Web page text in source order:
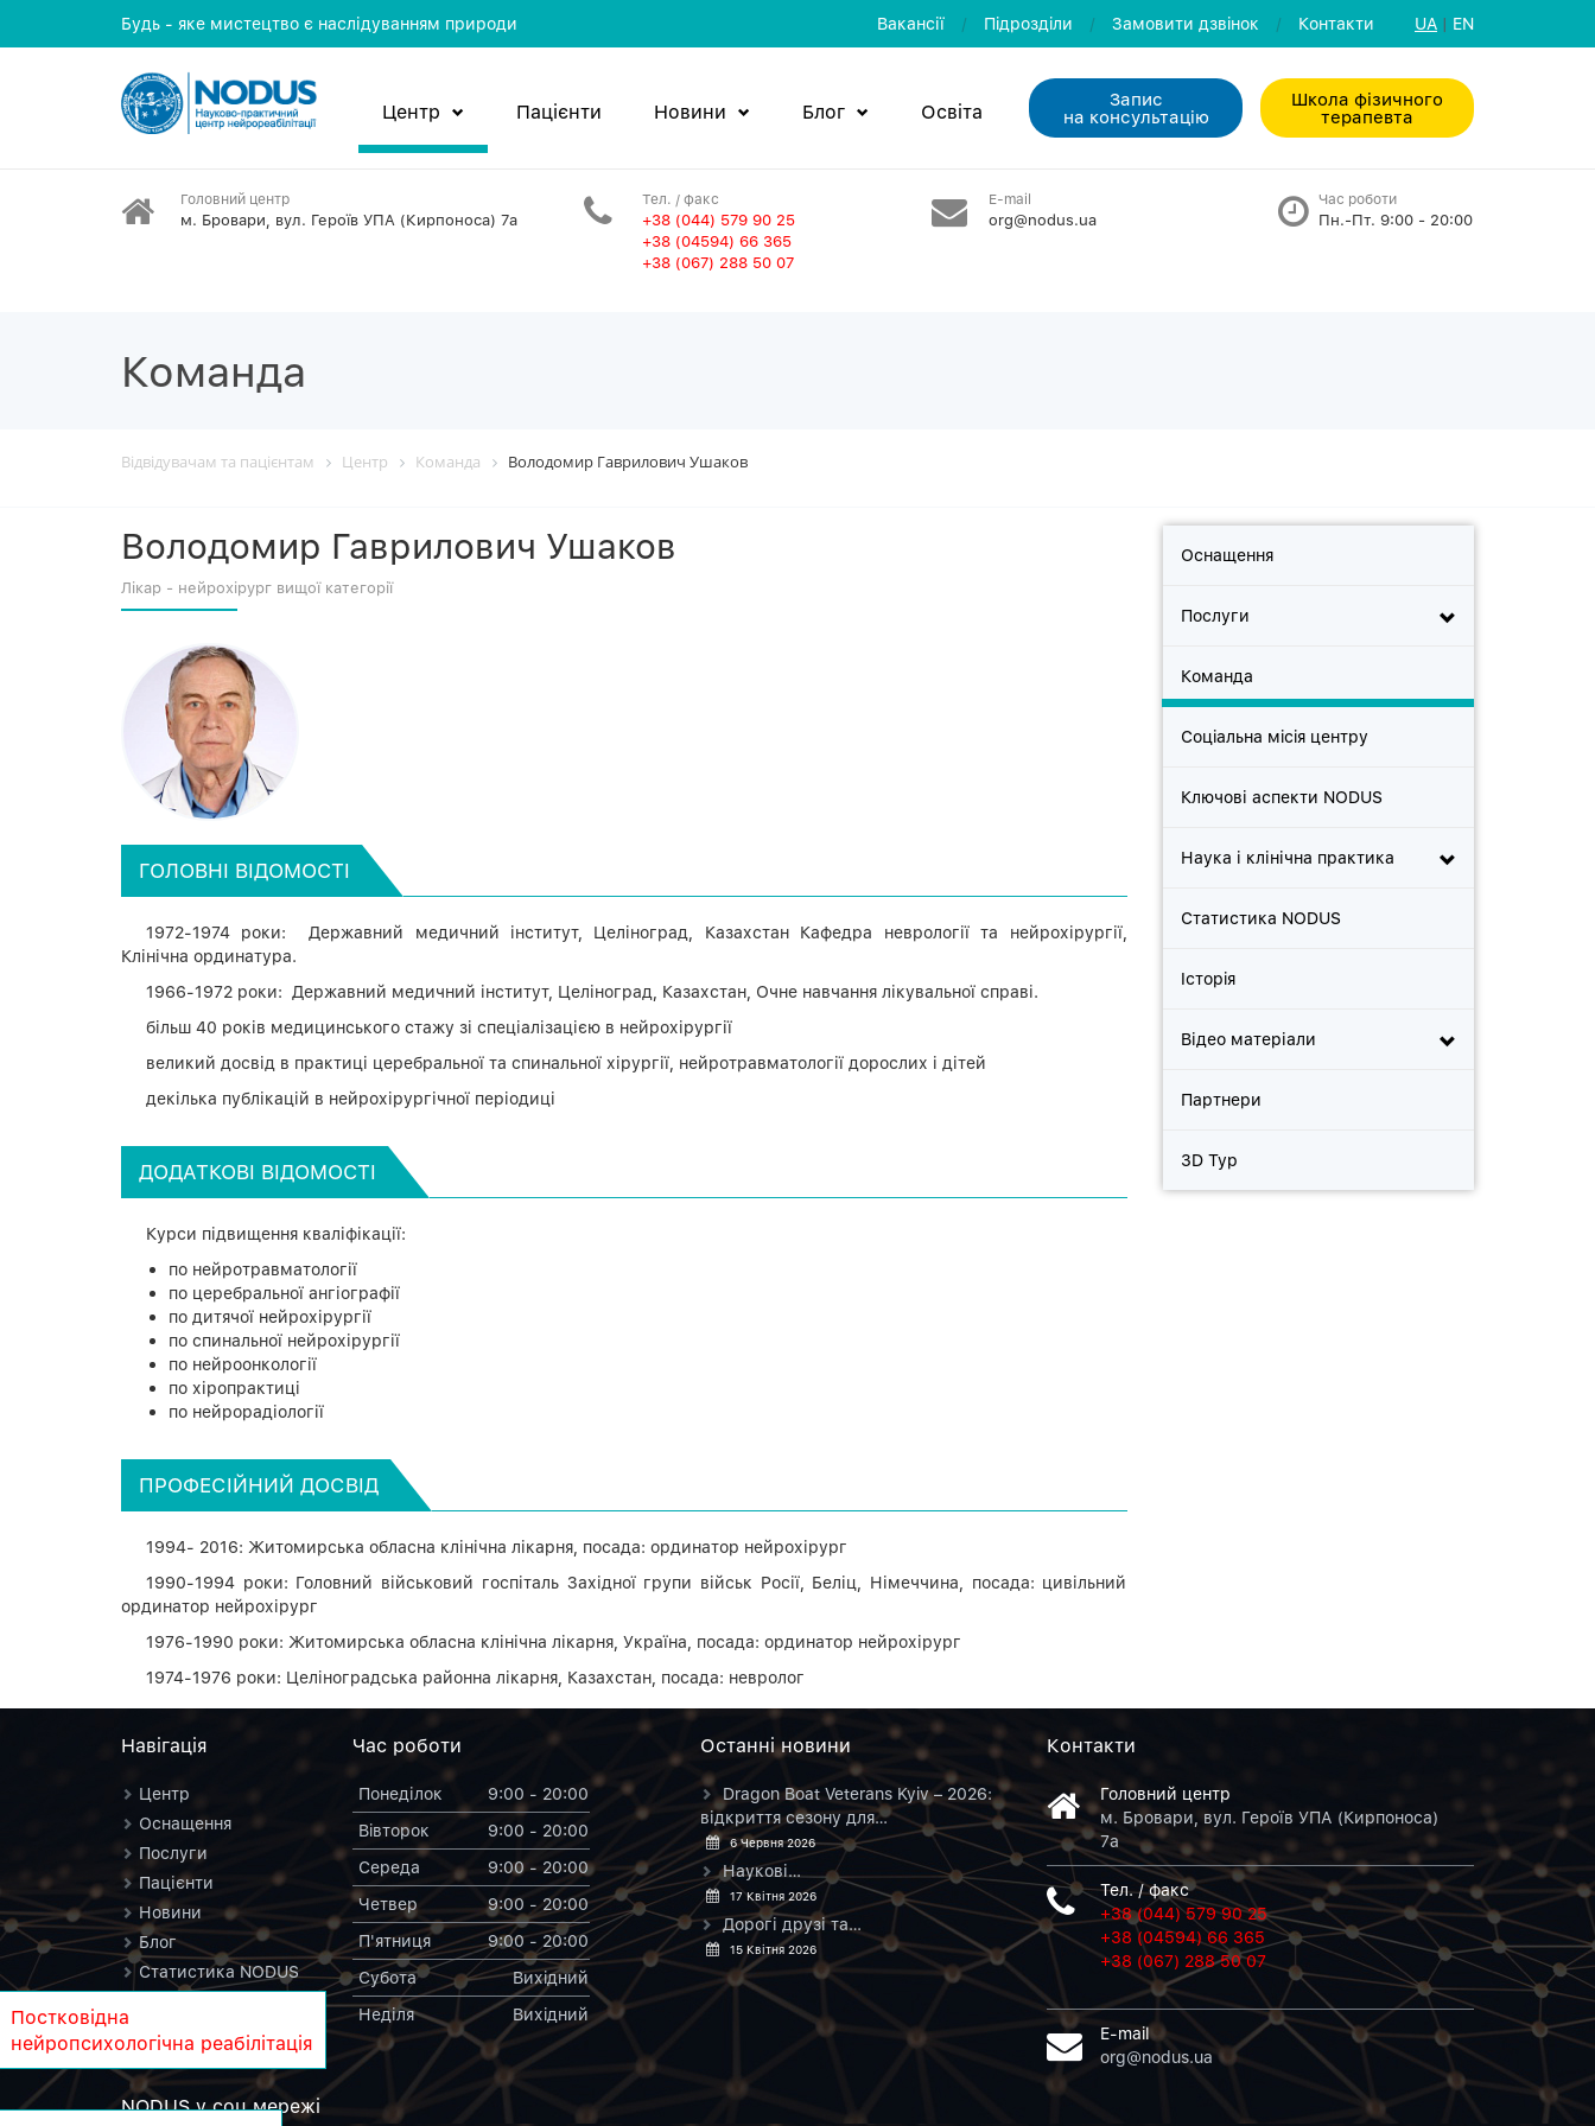
Будь - яке мистецтво є наслідуванням природи Вакансії / Пiдроздiли / Замовити дзвiнок / Контакти UA | EN
Центр Пацієнти Новини Блог Освiта
Запис
на консультацiю
Школа фізичного
терапевта
Головний центр
м. Бровари, вул. Героїв УПА (Кирпоноса) 7а
Тел. / факс
+38 (044) 579 90 25
+38 (04594) 66 365
+38 (067) 288 50 07
E-mail
org@nodus.ua
Час роботи
Пн.-Пт. 9:00 - 20:00
Команда
Відвідувачам та пацієнтам Центр Команда Володомир Гаврилович Ушаков
Володомир Гаврилович Ушаков
Лікар - нейрохірург вищої категорії
ГОЛОВНІ ВІДОМОСТІ
1972-1974 роки: Державний медичний інститут, Целіноград, Казахстан Кафедра неврології та нейрохірургії,
Клінічна ординатура.
1966-1972 роки: Державний медичний інститут, Целіноград, Казахстан, Очне навчання лікувальної справі.
більш 40 років медицинського стажу зі спеціалізацією в нейрохірургії
великий досвід в практиці церебральної та спинальної хірургії, нейротравматології дорослих і дітей
декілька публікацій в нейрохірургічної періодиці
ДОДАТКОВІ ВІДОМОСТІ
Курси підвищення кваліфікації:
по нейротравматології
по церебральної ангіографії
по дитячої нейрохірургії
по спинальної нейрохірургії
по нейроонкології
по хіропрактиці
по нейрорадіології
ПРОФЕСІЙНИЙ ДОСВІД
1994- 2016: Житомирська обласна клінічна лікарня, посада: ординатор нейрохірург
1990-1994 роки: Головний військовий госпіталь Західної групи військ Росії, Беліц, Німеччина, посада: цивільний
ординатор нейрохірург
1976-1990 роки: Житомирська обласна клінічна лікарня, Україна, посада: ординатор нейрохірург
1974-1976 роки: Целіноградська районна лікарня, Казахстан, посада: невролог
Оснащення
Послуги
Команда
Соцiальна мiсiя центру
Ключові аспекти NODUS
Наука і клінічна практика
Статистика NODUS
Iсторiя
Відео матеріали
Партнери
3D Тур
Навiгацiя
Центр
Оснащення
Послуги
Пацієнти
Новини
Блог
Статистика NODUS
NODUS у вікіпедії
Час роботи
Понеділок
9:00 - 20:00
Вiвторок
9:00 - 20:00
Середа
9:00 - 20:00
Четвер
9:00 - 20:00
П'ятниця
9:00 - 20:00
Субота
Вихiдний
Неділя
Вихiдний
Останнi новини
Dragon Boat Veterans Kyiv – 2026:
відкриття сезону для…
6 Червня 2026
Наукові…
17 Квітня 2026
Дорогі друзі та…
15 Квітня 2026
Контакти
Головний центр
м. Бровари, вул. Героїв УПА (Кирпоноса)
7а
Тел. / факс
+38 (044) 579 90 25
+38 (04594) 66 365
+38 (067) 288 50 07
E-mail
org@nodus.ua
NODUS у соц.мережi
Постковідна
нейропсихологічна реабілітація